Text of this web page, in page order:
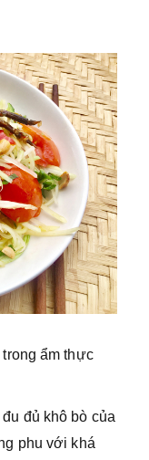
ẩm thực
đủ khô bò của
phu với khá